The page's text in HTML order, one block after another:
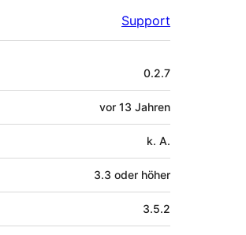
Support
0.2.7
vor 13 Jahren
k. A.
3.3 oder höher
3.5.2